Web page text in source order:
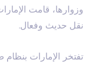
وزوارها، قامت
نقل حديث وفعال.
تفتخر الإمارات